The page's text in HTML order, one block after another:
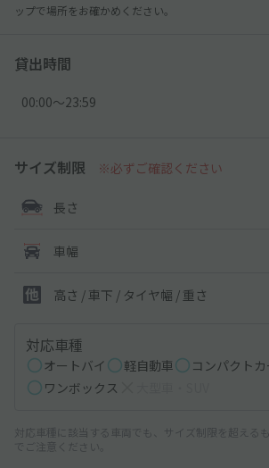
ップで場所をお確かめください。
貸出時間
00:00〜23:59
サイズ制限 ※必ずご確認ください
長さ
車幅
高さ / 車下 / タイヤ幅 / 重さ
対応車種
オートバイ 軽自動車 コンパクトカ
ワンボックス
対応車種に該当する車両でも、サイズ制限を超える
でご注意ください。